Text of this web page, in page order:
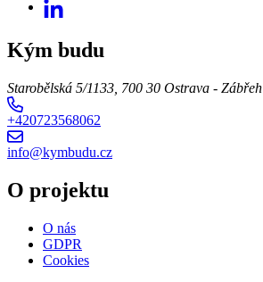
Kým budu
Starobělská 5/1133, 700 30 Ostrava - Zábřeh
+420723568062
info@kymbudu.cz
O projektu
O nás
GDPR
Cookies